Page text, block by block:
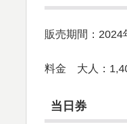
販売期間：
料金 大人：
当日券